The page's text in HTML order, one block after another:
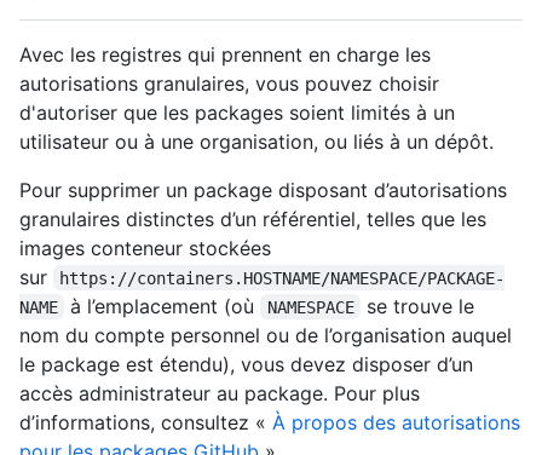
Avec les registres qui prennent en charge les
autorisations granulaires, vous pouvez choisir
d'autoriser que les packages soient limités à un
utilisateur ou à une organisation, ou liés à un dépôt.
Pour supprimer un package disposant d’autorisations
granulaires distinctes d’un référentiel, telles que les
images conteneur stockées
sur
https://containers.HOSTNAME/NAMESPACE/PACKAGE-
NAME
à l’emplacement (où NAMESPACE
se trouve le
nom du compte personnel ou de l’organisation auquel
le package est étendu), vous devez disposer d’un
accès administrateur au package. Pour plus
d’informations, consultez « À propos des autorisations